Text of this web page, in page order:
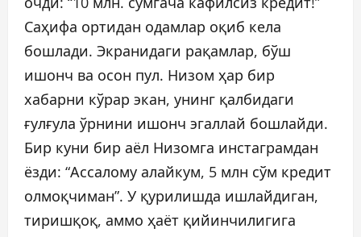
Саҳифа ортидан одамлар оқиб кела
бошлади. Экранидаги рақамлар, бўш
ишонч ва осон пул. Низом ҳар бир
хабарни кўрар экан, унинг қалбидаги
ғулғула ўрнини ишонч эгаллай бошлайди.
Бир куни бир аёл Низомга инстаграмдан
ёзди: “Ассалому алайкум, 5 млн сўм кредит
олмоқчиман”. У қурилишда ишлайдиган,
тиришқоқ, аммо ҳаёт қийинчилигига